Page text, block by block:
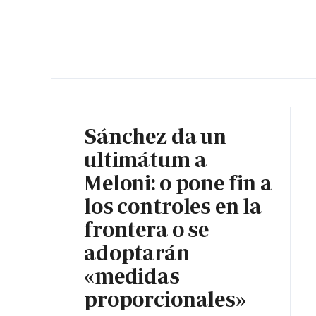
Sánchez da un
ultimátum a
Meloni: o pone fin a
los controles en la
frontera o se
adoptarán
«medidas
proporcionales»